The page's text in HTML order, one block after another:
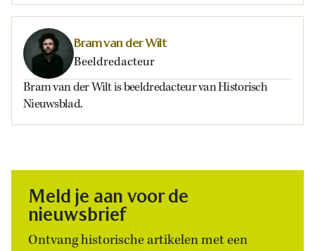
Bram van der Wilt
Beeldredacteur
Bram van der Wilt is beeldredacteur van Historisch
Nieuwsblad.
Meld je aan voor de
nieuwsbrief
Ontvang historische artikelen met een